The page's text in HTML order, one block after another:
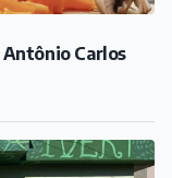
e
Rei